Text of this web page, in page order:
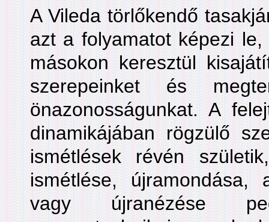
A Vileda törlőkendő
azt a folyamatot képezi
másokon keresztül
szerepeinket és
önazonosságunkat. A
dinamikájában rögzülő
ismétlések révén
ismétlése,
vagy újranézése